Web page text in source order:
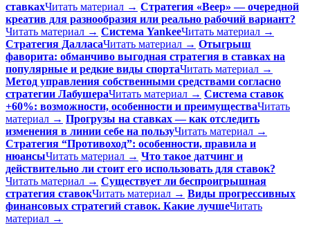
ставкахЧитать материал → Стратегия «Веер» — очередной
креатив для разнообразия или реально рабочий вариант?
Читать материал → Система YankeeЧитать материал →
Стратегия ДалласаЧитать материал → Отыгрыш
фаворита: обманчиво выгодная стратегия в ставках на
популярные и редкие виды спортаЧитать материал →
Метод управления собственными средствами согласно
стратегии ЛабушераЧитать материал → Система ставок
+60%: возможности, особенности и преимуществаЧитать
материал → Прогрузы на ставках — как отследить
изменения в линии себе на пользуЧитать материал →
Стратегия “Противоход”: особенности, правила и
нюансыЧитать материал → Что такое датчинг и
действительно ли стоит его использовать для ставок?
Читать материал → Существует ли беспроигрышная
стратегия ставокЧитать материал → Виды прогрессивных
финансовых стратегий ставок. Какие лучшеЧитать
материал →